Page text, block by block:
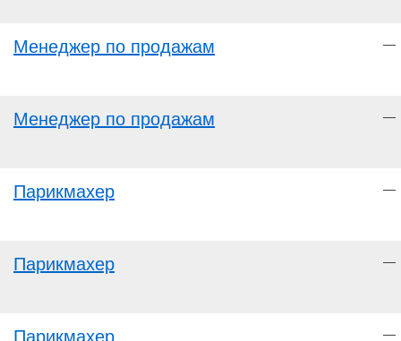
Менеджер по продажам —
Менеджер по продажам —
Парикмахер —
Парикмахер —
Парикмахер —